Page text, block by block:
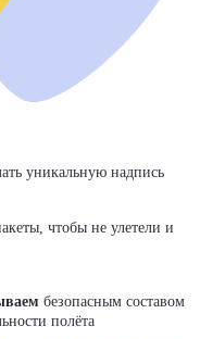
уникальную надпись
чтобы не улетели и
безопасным составом
полёта